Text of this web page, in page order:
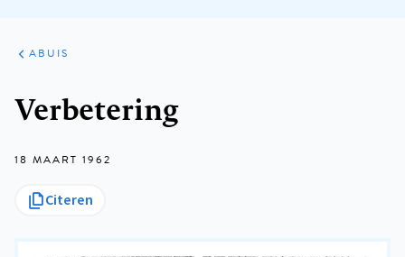
Kruimelpad
ABUIS
Verbetering
18 MAART 1962
Citeren